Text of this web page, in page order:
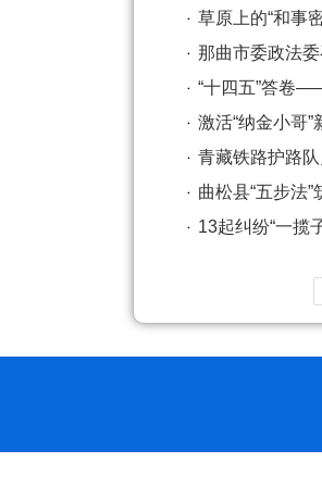
草原上的“和事
那曲市委政法
“十四五”答卷
激活“纳金小哥
青藏铁路护路
曲松县“五步法
13起纠纷“一揽